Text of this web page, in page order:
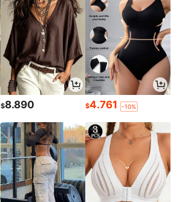
$8.890 $4.761 -10%